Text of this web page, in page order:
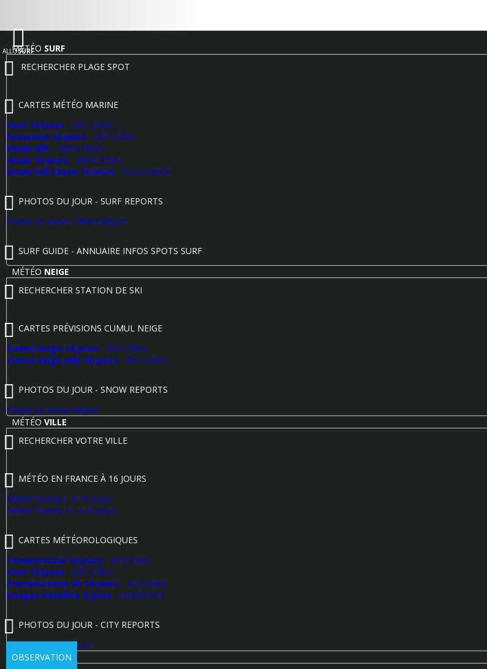
ALLOSURF
MÉTÉO SURF
RECHERCHER PLAGE SPOT
CARTES MÉTÉO MARINE
Vent 16 jours - GFS 27km
Pressions 16 jours - GFS 27km
Houle 96h - WW3 16km
Houle 16 jours - WW3 27km
Houle Full Check 10 jours - FULLCHECK
PHOTOS DU JOUR - SURF REPORTS
Poster un Wave / Wind Report
SURF GUIDE - ANNUAIRE INFOS SPOTS SURF
MÉTÉO NEIGE
RECHERCHER STATION DE SKI
CARTES PRÉVISIONS CUMUL NEIGE
Cumul neige 10 jours - GFS 27km
Cumul neige (6h) 10 jours - GFS 27km
PHOTOS DU JOUR - SNOW REPORTS
Poster un Snow Report
MÉTÉO VILLE
RECHERCHER VOTRE VILLE
MÉTÉO EN FRANCE À 16 JOURS
Météo France 1 à 10 jours
Météo France 11 à 16 jours
CARTES MÉTÉOROLOGIQUES
Température 16 jours - GFS 27km
Vent 16 jours - GFS 27km
Précipitations 3h 16 jours - GFS 27km
Images Satellite 4 jours - EUMETSAT
PHOTOS DU JOUR - CITY REPORTS
Poster un City Report
OBSERVATION